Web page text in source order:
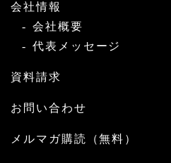
会社情報
会社概要
代表メッセージ
資料請求
お問い合わせ
メルマガ購読（無料）